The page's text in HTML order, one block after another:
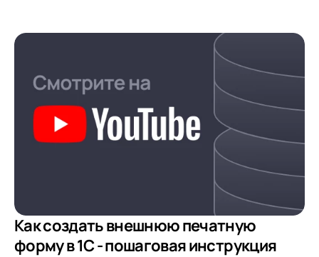
Как создать внешнюю печатную
форму в 1С - пошаговая инструкция